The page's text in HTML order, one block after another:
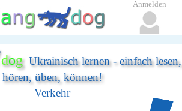
dogUkrainisch lernen - einfach lesen,
hören, üben, können!
Verkehr
Anmelden